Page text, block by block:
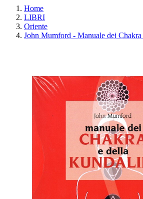
Home
LIBRI
Oriente
John Mumford - Manuale dei